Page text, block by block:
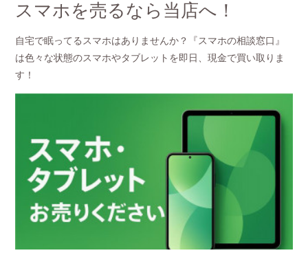
スマホを売るなら当店へ！
自宅で眠ってるスマホはありませんか？『スマホの相談窓口』
は色々な状態のスマホやタブレットを即日、現金で買い取りま
す！